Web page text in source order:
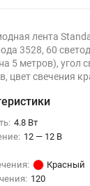
лента
3528, 60
5 метров), угол
цвет свечения
4.8 Вт
12 — 12 В
Красный
120